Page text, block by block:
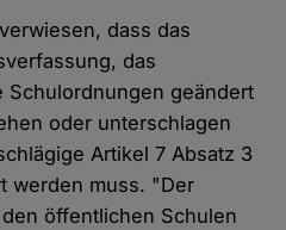
dass das
das
Schulordnungen geändert
oder unterschlagen
Artikel 7 Absatz 3
werden muss. "Der
öffentlichen Schulen